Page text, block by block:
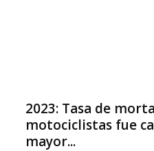
2023: Tasa de
motociclistas fue
mayor...